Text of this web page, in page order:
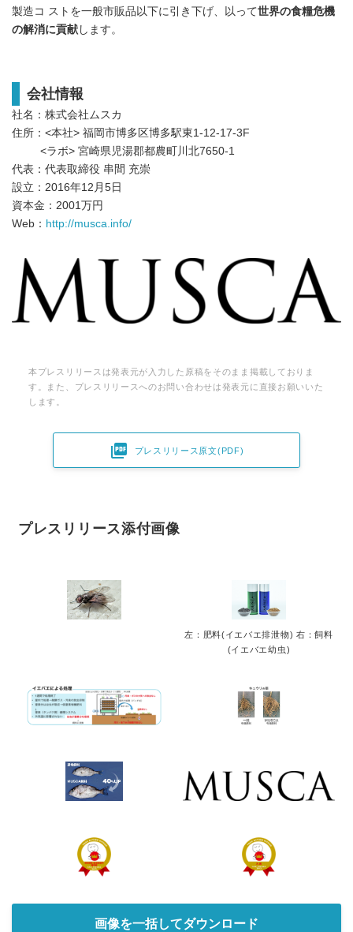
製造コ ストを一般市販品以下に引き下げ、以って世界の食糧危機
の解消に貢献 します。
会社情報
社名：株式会社ムスカ
住所：<本社> 福岡市博多区博多駅東1-12-17-3F
<ラボ> 宮崎県児湯郡都農町川北7650-1
代表：代表取締役 串間 充崇
設立：2016年12月5日
資本金：2001万円
Web： http://musca.info/
本プレスリリースは発表元が入力した原稿をそのまま掲載しておりま
す。また、プレスリリースへのお問い合わせは発表元に直接お願いいた
します。
 プレスリリース原文(PDF)
プレスリリース添付画像
左：肥料(イエバエ排泄物) 右：飼料
(イエバエ幼虫)
画像を一括してダウンロード
English